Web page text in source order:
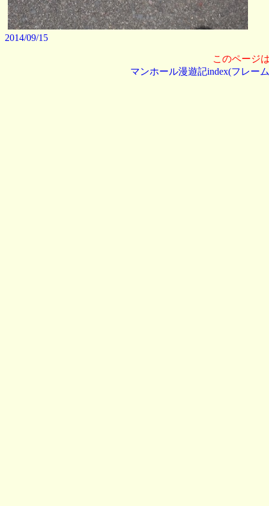
2014/09/15
このページ
マンホール漫遊記index(フレー